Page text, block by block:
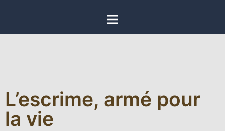
L’escrime, armé pour
la vie